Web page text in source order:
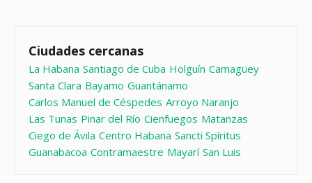
Ciudades cercanas
La Habana Santiago de Cuba Holguín Camagüey
Santa Clara Bayamo Guantánamo
Carlos Manuel de Céspedes Arroyo Naranjo
Las Tunas Pinar del Río Cienfuegos Matanzas
Ciego de Ávila Centro Habana Sancti Spíritus
Guanabacoa Contramaestre Mayarí San Luis